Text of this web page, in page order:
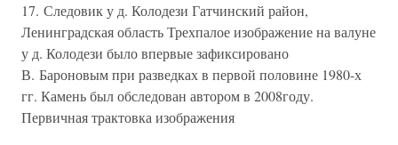
17. Следовик у д. Колодези Гатчинский район,
Ленинградская область Трехпалое изображение на валуне
у д. Колодези было впервые зафиксировано
В. Бароновым при разведках в первой половине 1980-х
гг. Камень был обследован автором в 2008году.
Первичная трактовка изображения